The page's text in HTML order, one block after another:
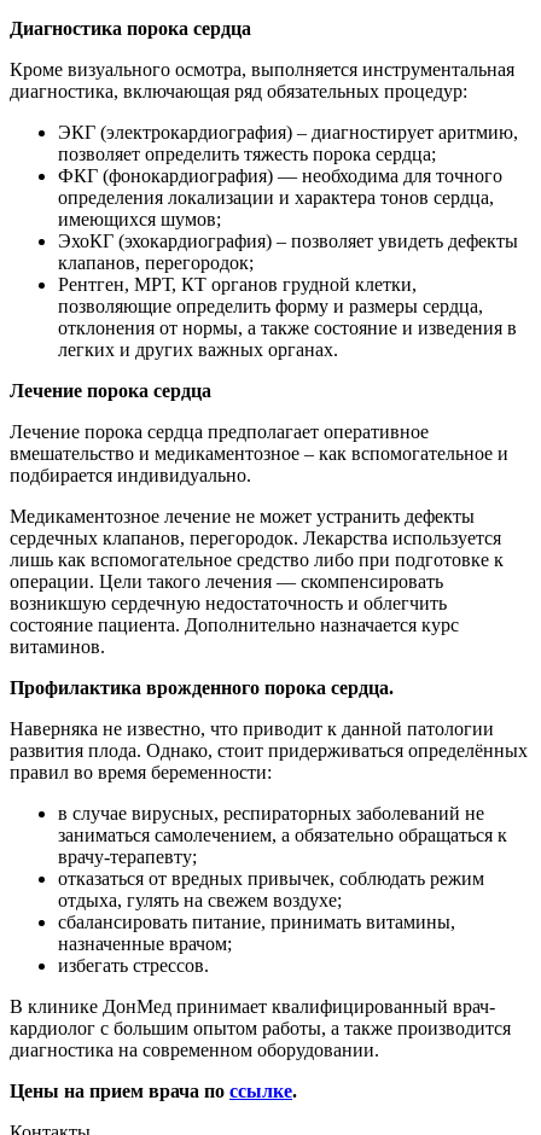
Диагностика порока сердца
Кроме визуального осмотра, выполняется инструментальная
диагностика, включающая ряд обязательных процедур:
ЭКГ (электрокардиография) – диагностирует аритмию,
позволяет определить тяжесть порока сердца;
ФКГ (фонокардиография) — необходима для точного
определения локализации и характера тонов сердца,
имеющихся шумов;
ЭхоКГ (эхокардиография) – позволяет увидеть дефекты
клапанов, перегородок;
Рентген, МРТ, КТ органов грудной клетки,
позволяющие определить форму и размеры сердца,
отклонения от нормы, а также состояние и изведения в
легких и других важных органах.
Лечение порока сердца
Лечение порока сердца предполагает оперативное
вмешательство и медикаментозное – как вспомогательное и
подбирается индивидуально.
Медикаментозное лечение не может устранить дефекты
сердечных клапанов, перегородок. Лекарства используется
лишь как вспомогательное средство либо при подготовке к
операции. Цели такого лечения — скомпенсировать
возникшую сердечную недостаточность и облегчить
состояние пациента. Дополнительно назначается курс
витаминов.
Профилактика врожденного порока сердца.
Наверняка не известно, что приводит к данной патологии
развития плода. Однако, стоит придерживаться определённых
правил во время беременности:
в случае вирусных, респираторных заболеваний не
заниматься самолечением, а обязательно обращаться к
врачу-терапевту;
отказаться от вредных привычек, соблюдать режим
отдыха, гулять на свежем воздухе;
сбалансировать питание, принимать витамины,
назначенные врачом;
избегать стрессов.
В клинике ДонМед принимает квалифицированный врач-
кардиолог с большим опытом работы, а также производится
диагностика на современном оборудовании.
Цены на прием врача по ссылке.